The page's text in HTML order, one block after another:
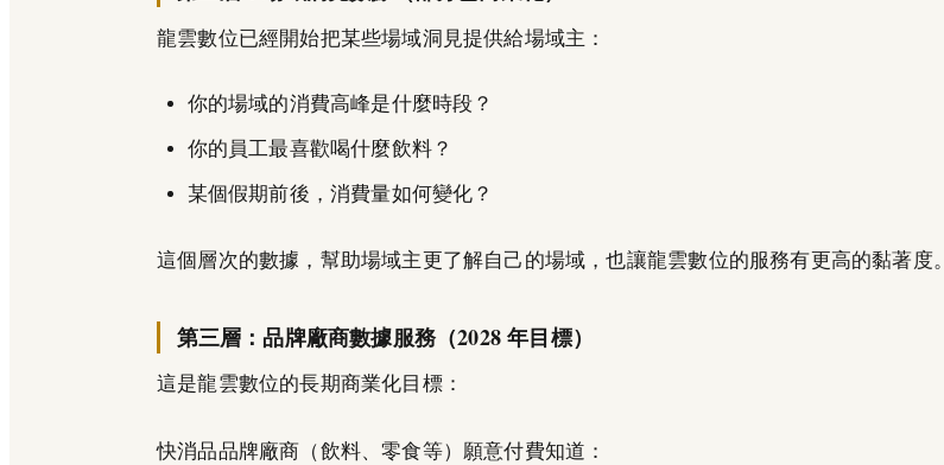
龍雲數位已經開始把某些場域洞見提供給場域主：
你的場域的消費高峰是什麼時段？
你的員工最喜歡喝什麼飲料？
某個假期前後，消費量如何變化？
這個層次的數據，幫助場域主更了解自己的場域，也讓龍雲數位的服務有更高的黏著度。
第三層：品牌廠商數據服務（2028 年目標）
這是龍雲數位的長期商業化目標：
快消品品牌廠商（飲料、零食等）願意付費知道：